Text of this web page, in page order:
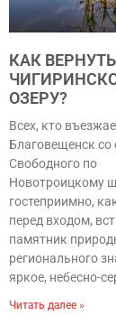
КАК
ОЗЕРУ?
Всех, кто
Благовещенск со
Свободного по
Новотроицкому
гостеприимно,
перед входом,
памятник
регионального
яркое, небесно-
Читать далее »